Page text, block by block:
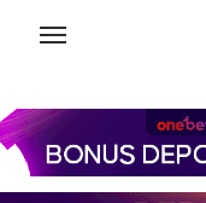
content